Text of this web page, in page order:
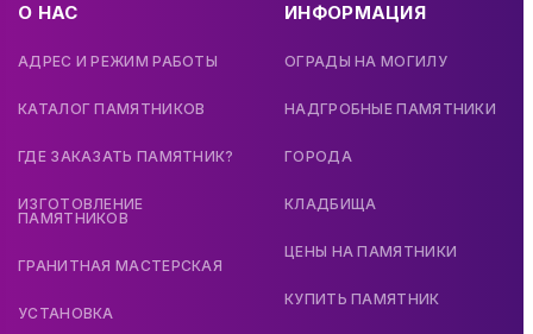
О НАС
АДРЕС И РЕЖИМ РАБОТЫ
КАТАЛОГ ПАМЯТНИКОВ
ГДЕ ЗАКАЗАТЬ ПАМЯТНИК?
ИЗГОТОВЛЕНИЕ
ПАМЯТНИКОВ
ГРАНИТНАЯ МАСТЕРСКАЯ
УСТАНОВКА
ИНФОРМАЦИЯ
ОГРАДЫ НА МОГИЛУ
НАДГРОБНЫЕ ПАМЯТНИКИ
ГОРОДА
КЛАДБИЩА
ЦЕНЫ НА ПАМЯТНИКИ
КУПИТЬ ПАМЯТНИК